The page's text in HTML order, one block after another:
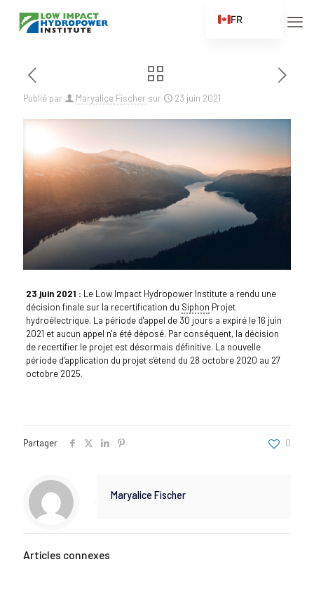
Publié par Maryalice Fischer sur 23 juin 2021
23 juin 2021 : Le Low Impact Hydropower Institute a rendu une
décision finale sur la recertification du Siphon Projet
hydroélectrique. La période d'appel de 30 jours a expiré le 16 juin
2021 et aucun appel n'a été déposé. Par conséquent, la décision
de recertifier le projet est désormais définitive. La nouvelle
période d'application du projet s'étend du 28 octobre 2020 au 27
octobre 2025.
Partager 0
Maryalice Fischer
Articles connexes
FR